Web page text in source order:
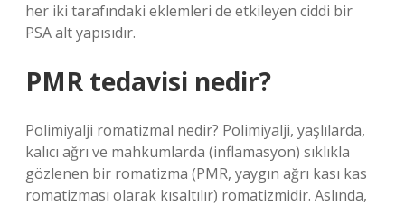
her iki tarafındaki eklemleri de etkileyen ciddi bir
PSA alt yapısıdır.
PMR tedavisi nedir?
Polimiyalji romatizmal nedir? Polimiyalji, yaşlılarda,
kalıcı ağrı ve mahkumlarda (inflamasyon) sıklıkla
gözlenen bir romatizma (PMR, yaygın ağrı kası kas
romatizması olarak kısaltılır) romatizmidir. Aslında,